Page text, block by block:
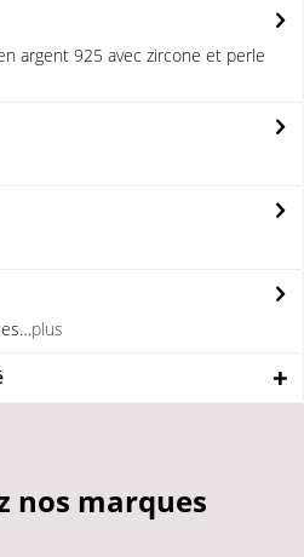
argent 925 avec zircone et perle
plus
nos marques